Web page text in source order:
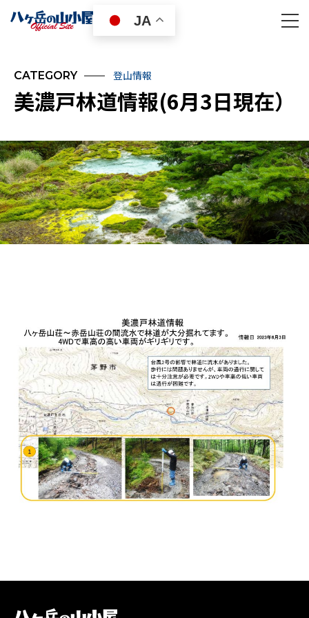
JA
CATEGORY 登山情報
美濃戸林道情報(6月3日現在）